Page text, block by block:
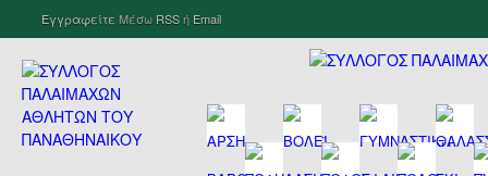
Εγγραφείτε Μέσω RSSή Email